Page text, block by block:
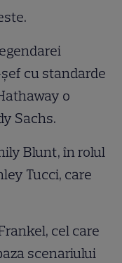
cu standarde
o
Sachs.
Blunt, în rolul
Tucci, care
cel care
scenariului